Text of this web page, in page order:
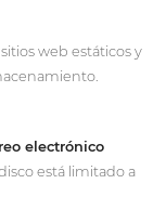
web estáticos y
electrónico
está limitado a